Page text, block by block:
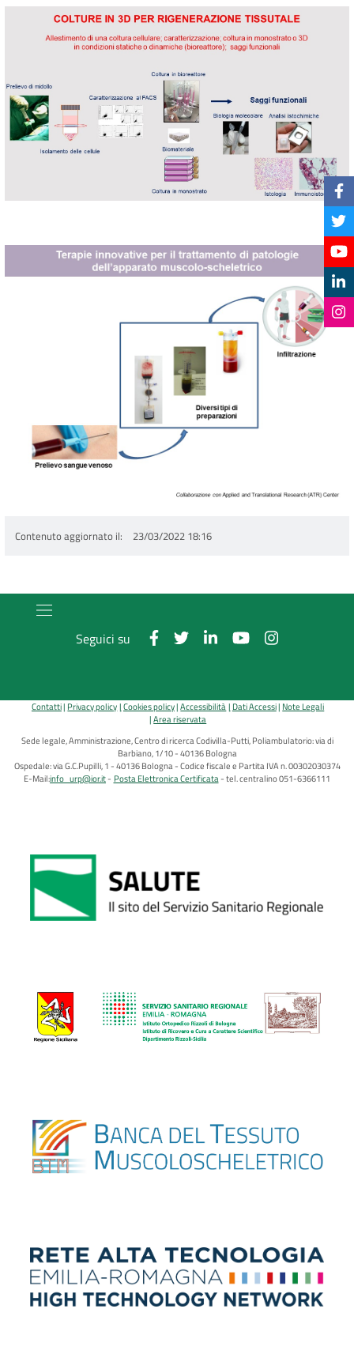
Contenuto aggiornato il 23/03/2022 18:16
Seguici su
Contatti Privacy policy Cookies policy Accessibilità Dati Accessi Note Legali
Area riservata
Sede legale, Amministrazione, Centro di ricerca Codivilla-Putti, Poliambulatorio: via di
Barbiano, 1/10 - 40136 Bologna
Ospedale: via G.C.Pupilli, 1 - 40136 Bologna - Codice fiscale e Partita IVA n. 00302030374
E-Mail:info_urp@ior.it Posta Elettronica Certificata tel. centralino 051-6366111